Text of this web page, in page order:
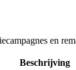
en
Beschrijving